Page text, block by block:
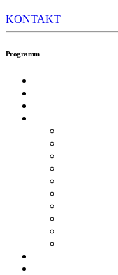
KONTAKT
Programm